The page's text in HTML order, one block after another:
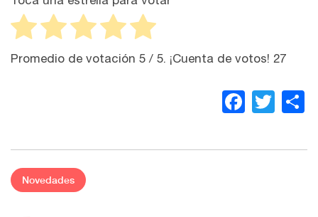
Promedio de votación 5 / 5. ¡Cuenta de votos! 27
Novedades